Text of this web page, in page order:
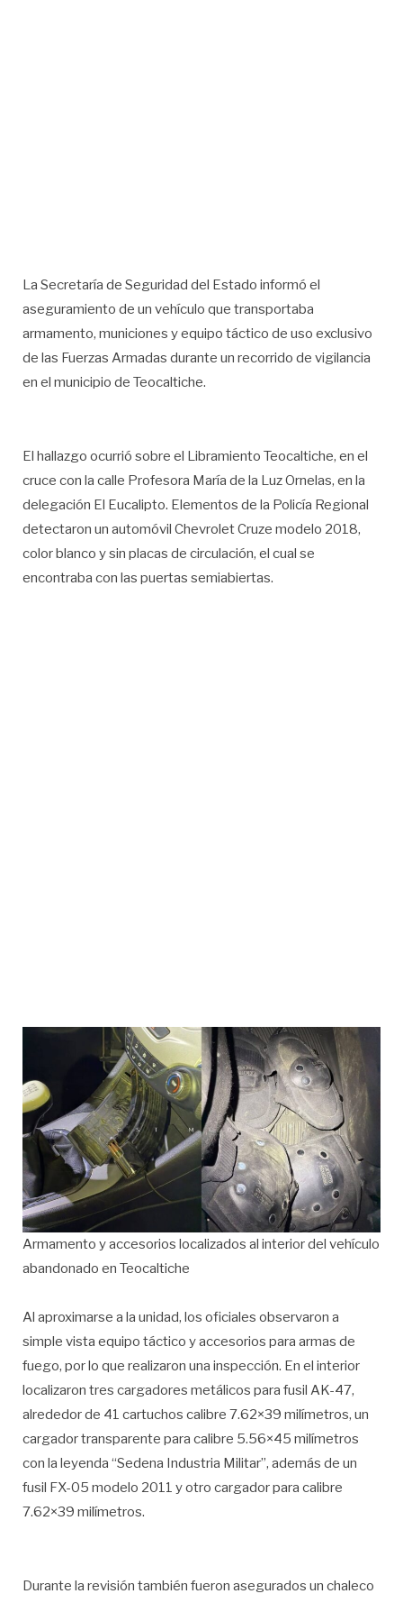
La Secretaría de Seguridad del Estado informó el
aseguramiento de un vehículo que transportaba
armamento, municiones y equipo táctico de uso exclusivo
de las Fuerzas Armadas durante un recorrido de vigilancia
en el municipio de Teocaltiche.
El hallazgo ocurrió sobre el Libramiento Teocaltiche, en el
cruce con la calle Profesora María de la Luz Ornelas, en la
delegación El Eucalipto. Elementos de la Policía Regional
detectaron un automóvil Chevrolet Cruze modelo 2018,
color blanco y sin placas de circulación, el cual se
encontraba con las puertas semiabiertas.
Armamento y accesorios localizados al interior del vehículo
abandonado en Teocaltiche
Al aproximarse a la unidad, los oficiales observaron a
simple vista equipo táctico y accesorios para armas de
fuego, por lo que realizaron una inspección. En el interior
localizaron tres cargadores metálicos para fusil AK-47,
alrededor de 41 cartuchos calibre 7.62×39 milímetros, un
cargador transparente para calibre 5.56×45 milímetros
con la leyenda “Sedena Industria Militar”, además de un
fusil FX-05 modelo 2011 y otro cargador para calibre
7.62×39 milímetros.
Durante la revisión también fueron asegurados un chaleco